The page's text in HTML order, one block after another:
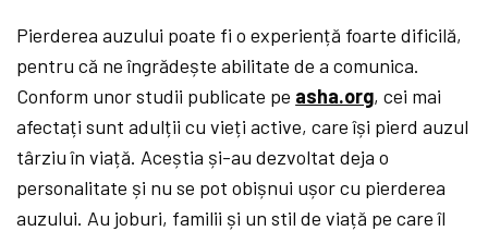
Pierderea auzului poate fi o experiență foarte dificilă,
pentru că ne îngrădește abilitate de a comunica.
Conform unor studii publicate pe asha.org, cei mai
afectați sunt adulții cu vieți active, care își pierd auzul
târziu în viață. Aceștia și-au dezvoltat deja o
personalitate și nu se pot obișnui ușor cu pierderea
auzului. Au joburi, familii și un stil de viață pe care îl